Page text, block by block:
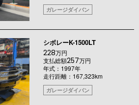
ガレージダイバン
シボレーK-1500LT
228万円
支払総額257万円
年式：1997年
走行距離：167,323km
ガレージダイバン